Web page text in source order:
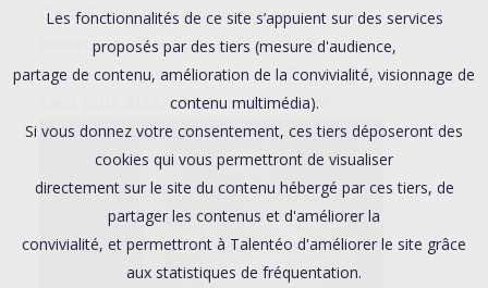
C’est fidèle à lui-même et avec
beaucoup d’humour qu’il partage avec
vous son regard sur la série. Découvrez
sans plus attendre son interview!
Les fonctionnalités de ce site s’appuient sur des services
proposés par des tiers (mesure d'audience,
partage de contenu, amélioration de la convivialité, visionnage de
contenu multimédia).
Si vous donnez votre consentement, ces tiers déposeront des
cookies qui vous permettront de visualiser
directement sur le site du contenu hébergé par ces tiers, de
partager les contenus et d'améliorer la
convivialité, et permettront à Talentéo d'améliorer le site grâce
aux statistiques de fréquentation.